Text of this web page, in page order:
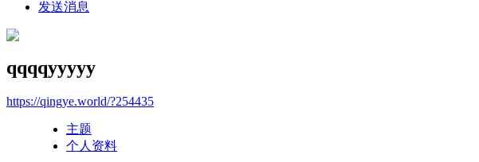
发送消息
qqqqyyyyy
https://qingye.world/?254435
主题
个人资料